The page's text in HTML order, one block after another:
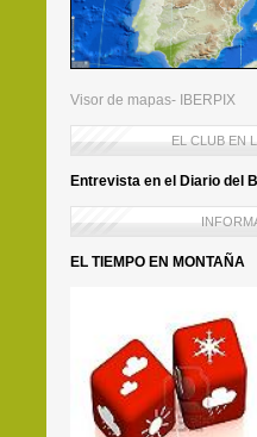
Visor de mapas- IBERPIX
EL CLUB EN
Entrevista en el Diario del
EL TIEMPO EN MONTAÑA